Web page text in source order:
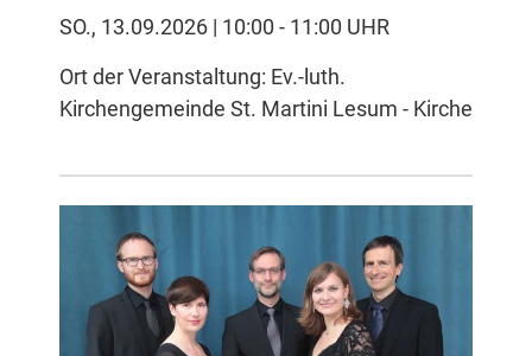
SO., 13.09.2026 | 10:00 - 11:00 UHR
Ort der Veranstaltung: Ev.-luth.
Kirchengemeinde St. Martini Lesum - Kirche